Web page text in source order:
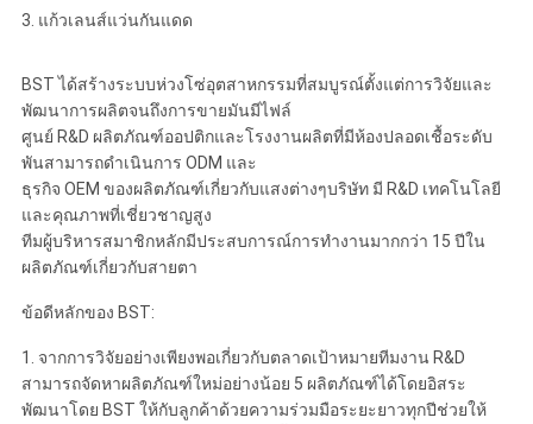
3. แก้วเลนส์แว่นกันแดด
BST ได้สร้างระบบห่วงโซ่อุตสาหกรรมที่สมบูรณ์ตั้งแต่การวิจัยและ
พัฒนาการผลิตจนถึงการขายมันมีไฟล์
ศูนย์ R&D ผลิตภัณฑ์ออปติกและโรงงานผลิตที่มีห้องปลอดเชื้อระดับ
พันสามารถดำเนินการ ODM และ
ธุรกิจ OEM ของผลิตภัณฑ์เกี่ยวกับแสงต่างๆบริษัท มี R&D เทคโนโลยี
และคุณภาพที่เชี่ยวชาญสูง
ทีมผู้บริหารสมาชิกหลักมีประสบการณ์การทำงานมากกว่า 15 ปีใน
ผลิตภัณฑ์เกี่ยวกับสายตา
ข้อดีหลักของ BST:
1. จากการวิจัยอย่างเพียงพอเกี่ยวกับตลาดเป้าหมายทีมงาน R&D
สามารถจัดหาผลิตภัณฑ์ใหม่อย่างน้อย 5 ผลิตภัณฑ์ได้โดยอิสระ
พัฒนาโดย BST ให้กับลูกค้าด้วยความร่วมมือระยะยาวทุกปีช่วยให้